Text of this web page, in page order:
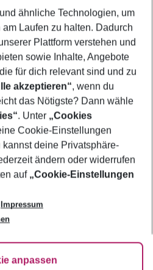
anzeigen
ähnliche Technologien, um
Laufen zu halten. Dadurch
Plattform verstehen und
sowie Inhalte, Angebote
für dich relevant sind und zu
akzeptieren“, wenn du
das Nötigste? Dann wähle
. Unter „Cookies
Cookie-Einstellungen
deine Privatsphäre-
ändern oder widerrufen
auf „Cookie-Einstellungen
Impressum
anpassen